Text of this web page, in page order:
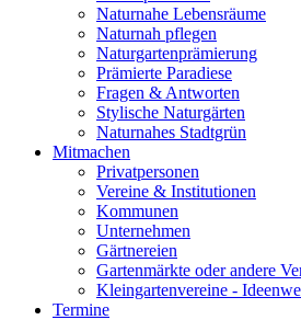
Naturnahe Lebensräume
Naturnah pflegen
Naturgartenprämierung
Prämierte Paradiese
Fragen & Antworten
Stylische Naturgärten
Naturnahes Stadtgrün
Mitmachen
Privatpersonen
Vereine & Institutionen
Kommunen
Unternehmen
Gärtnereien
Gartenmärkte oder andere
Kleingartenvereine -
Termine